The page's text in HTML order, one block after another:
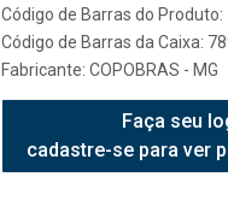
Código de Barras do
Código de Barras da Caixa:
Fabricante: COPOBRAS - MG
Faça seu
cadastre-se para ver